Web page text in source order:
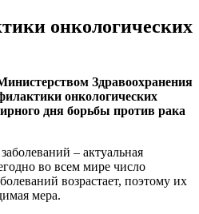
онкологических
Здравоохранения
онкологических
дня борьбы против рака
– актуальная
во всем мире число
возрастает, поэтому их
мера.